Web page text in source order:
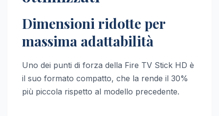
Dimensioni ridotte per
massima adattabilità
Uno dei punti di forza della Fire TV Stick HD è
il suo formato compatto, che la rende il 30%
più piccola rispetto al modello precedente.